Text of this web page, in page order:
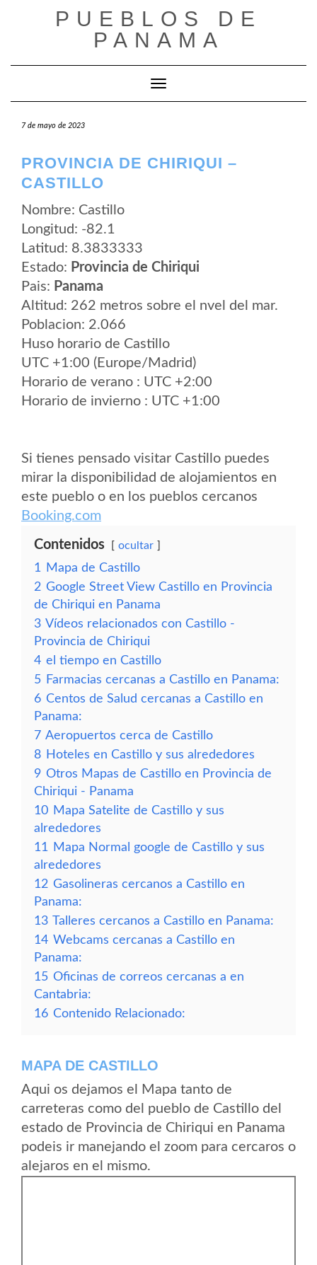
PUEBLOS DE
PANAMA
Cambiar modo de navegación
7 de mayo de 2023
PROVINCIA DE CHIRIQUI –
CASTILLO
Nombre: Castillo
Longitud: -82.1
Latitud: 8.3833333
Estado: Provincia de Chiriqui
Pais: Panama
Altitud: 262 metros sobre el nvel del mar.
Poblacion: 2.066
Huso horario de Castillo
UTC +1:00 (Europe/Madrid)
Horario de verano : UTC +2:00
Horario de invierno : UTC +1:00
Si tienes pensado visitar Castillo puedes
mirar la disponibilidad de alojamientos en
este pueblo o en los pueblos cercanos
Booking.com
Contenidos ocultar
1
Mapa de Castillo
2 Google Street View Castillo en Provincia
de Chiriqui en Panama
3 Vídeos relacionados con Castillo -
Provincia de Chiriqui
4 el tiempo en Castillo
5 Farmacias cercanas a Castillo en Panama:
6 Centos de Salud cercanas a Castillo en
Panama:
7 Aeropuertos cerca de Castillo
8 Hoteles en Castillo y sus alrededores
9 Otros Mapas de Castillo en Provincia de
Chiriqui - Panama
10 Mapa Satelite de Castillo y sus
alrededores
11
Mapa Normal google de Castillo y sus
alrededores
12 Gasolineras cercanos a Castillo en
Panama:
13 Talleres cercanos a Castillo en Panama:
14 Webcams cercanas a Castillo en
Panama:
15 Oficinas de correos cercanas a en
Cantabria:
16 Contenido Relacionado:
MAPA DE CASTILLO
Aqui os dejamos el Mapa tanto de
carreteras como del pueblo de Castillo del
estado de Provincia de Chiriqui en Panama
podeis ir manejando el zoom para cercaros o
alejaros en el mismo.